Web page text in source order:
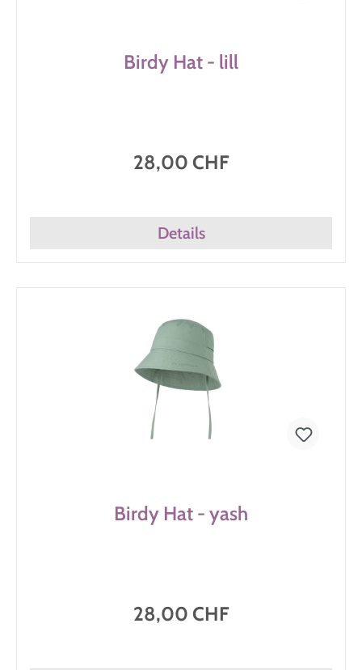
Birdy Hat - lill
28,00 CHF
Details
Birdy Hat - yash
28,00 CHF